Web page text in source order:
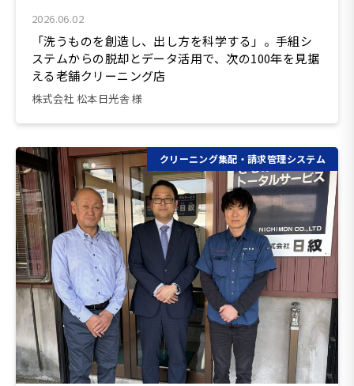
2026.06.02
「洗うものを創造し、出し方を科学する」。手組シ
ステムからの脱却とデータ活用で、次の100年を見据
える老舗クリーニング店
株式会社 松本日光舎 様
クリーニング集配・請求管理システム